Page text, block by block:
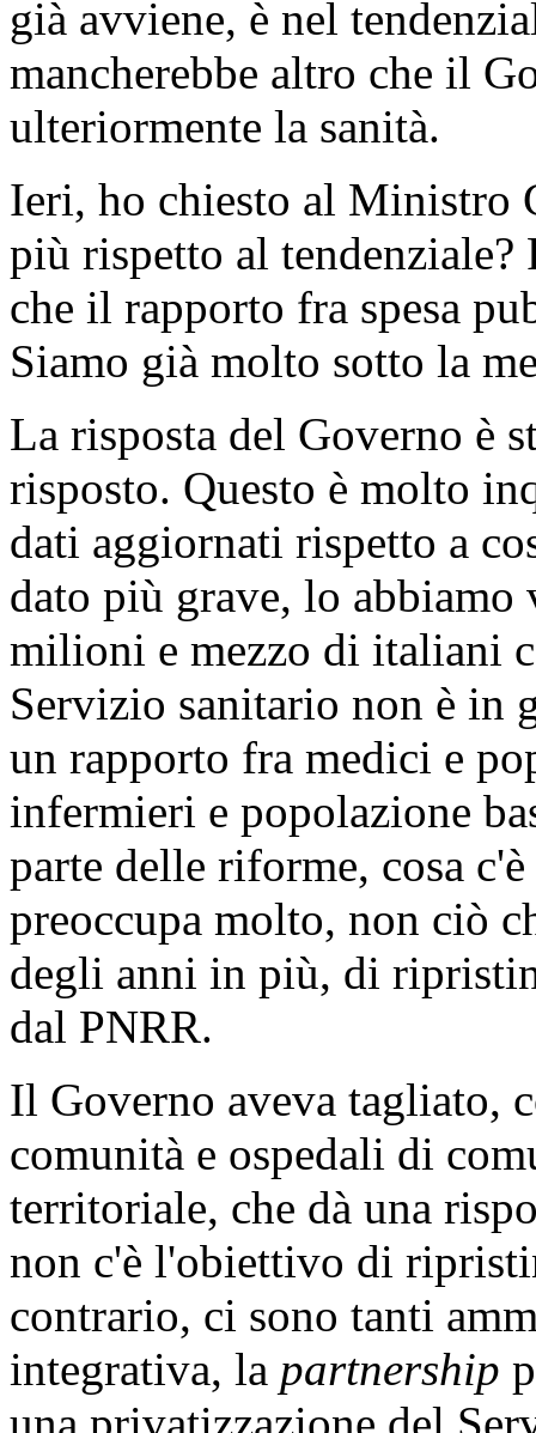
già avviene, è nel
mancherebbe altro che il
ulteriormente la sanità.
Ieri, ho chiesto al Ministro
più rispetto al tendenziale?
che il rapporto fra spesa
Siamo già molto sotto la
La risposta del Governo è
risposto. Questo è molto
dati aggiornati rispetto a
dato più grave, lo
milioni e mezzo di italiani
Servizio sanitario non è in
un rapporto fra medici e
infermieri e popolazione
parte delle riforme, cosa
preoccupa molto, non ciò
degli anni in più, di
dal PNRR.
Il Governo aveva tagliato,
comunità e ospedali di
territoriale, che dà una
non c'è l'obiettivo di
contrario, ci sono tanti
integrativa, la partnership
una privatizzazione del